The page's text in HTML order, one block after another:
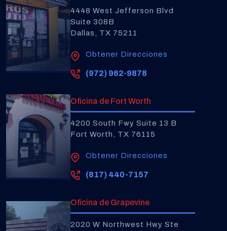
4448 West Jefferson Blvd
Suite 308B
Dallas, TX 75211
Obtener Direcciones
(972) 962-9878
Oficina de Fort Worth
4200 South Fwy Suite 13 B
Fort Worth, TX 76115
Obtener Direcciones
(817) 440-7157
Oficina de Grapevine
2020 W Northwest Hwy Ste